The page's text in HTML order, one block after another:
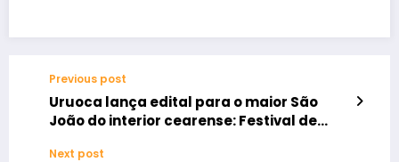
Previous post
Uruoca lança edital para o maior São
João do interior cearense: Festival de
Next post